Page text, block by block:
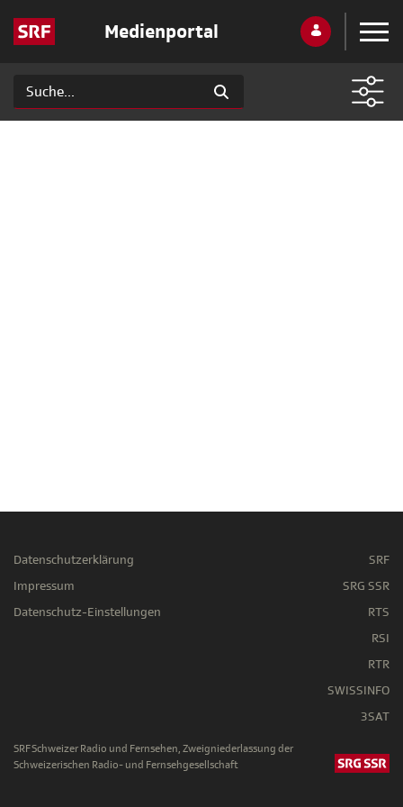
Medienportal
Datenschutzerklärung
Impressum
Datenschutz-Einstellungen
SRF
SRG SSR
RTS
RSI
RTR
SWISSINFO
3SAT
SRF Schweizer Radio und Fernsehen, Zweigniederlassung der
Schweizerischen Radio- und Fernsehgesellschaft